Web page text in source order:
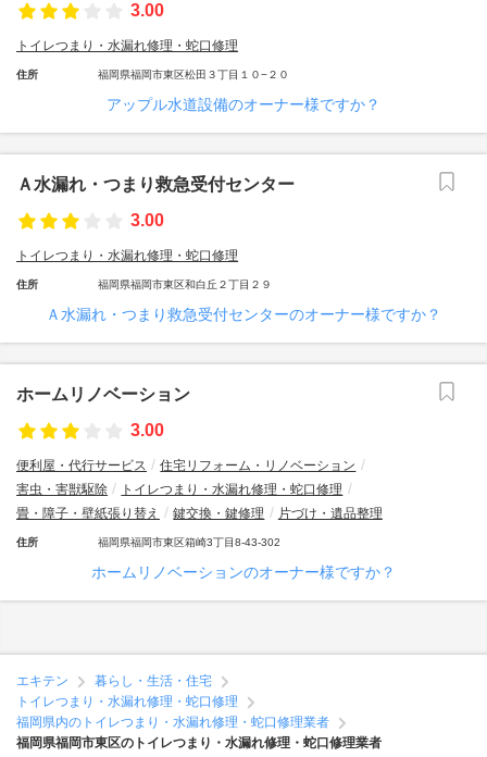
3.00
トイレつまり・水漏れ修理・蛇口修理
住所 福岡県福岡市東区松田３丁目１０−２０
アップル水道設備のオーナー様ですか？
Ａ水漏れ・つまり救急受付センター
3.00
トイレつまり・水漏れ修理・蛇口修理
住所 福岡県福岡市東区和白丘２丁目２９
Ａ水漏れ・つまり救急受付センターのオーナー様ですか？
ホームリノベーション
3.00
便利屋・代行サービス
住宅リフォーム・リノベーション
害虫・害獣駆除
トイレつまり・水漏れ修理・蛇口修理
畳・障子・壁紙張り替え
鍵交換・鍵修理 片づけ・遺品整理
住所 福岡県福岡市東区箱崎3丁目8-43-302
ホームリノベーションのオーナー様ですか？
エキテン
暮らし・生活・住宅
トイレつまり・水漏れ修理・蛇口修理
福岡県内のトイレつまり・水漏れ修理・蛇口修理業者
福岡県福岡市東区のトイレつまり・水漏れ修理・蛇口修理業者